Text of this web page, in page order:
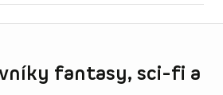
fantasy, sci-fi a